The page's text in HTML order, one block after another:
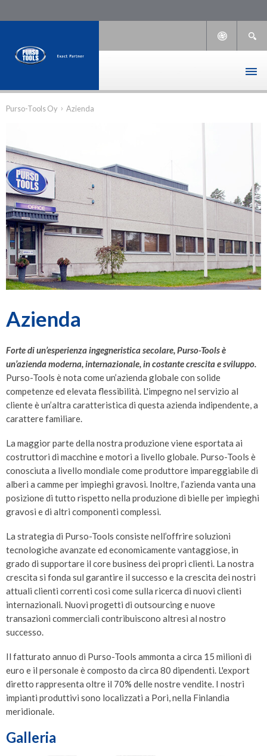
Purso-Tools Oy › Azienda
Azienda
Forte di un’esperienza ingegneristica secolare, Purso-Tools è
un’azienda moderna, internazionale, in costante crescita e sviluppo.
Purso-Tools è nota come un’azienda globale con solide
competenze ed elevata flessibilità. L'impegno nel servizio al
cliente è un’altra caratteristica di questa azienda indipendente, a
carattere familiare.
La maggior parte della nostra produzione viene esportata ai
costruttori di macchine e motori a livello globale. Purso-Tools è
conosciuta a livello mondiale come produttore impareggiabile di
alberi a camme per impieghi gravosi. Inoltre, l’azienda vanta una
posizione di tutto rispetto nella produzione di bielle per impieghi
gravosi e di altri componenti complessi.
La strategia di Purso-Tools consiste nell’offrire soluzioni
tecnologiche avanzate ed economicamente vantaggiose, in
grado di supportare il core business dei propri clienti. La nostra
crescita si fonda sul garantire il successo e la crescita dei nostri
attuali clienti correnti così come sulla ricerca di nuovi clienti
internazionali. Nuovi progetti di outsourcing e nuove
transazioni commerciali contribuiscono altresì al nostro
successo.
Il fatturato annuo di Purso-Tools ammonta a circa 15 milioni di
euro e il personale è composto da circa 80 dipendenti. L'export
diretto rappresenta oltre il 70% delle nostre vendite. I nostri
impianti produttivi sono localizzati a Pori, nella Finlandia
meridionale.
Galleria